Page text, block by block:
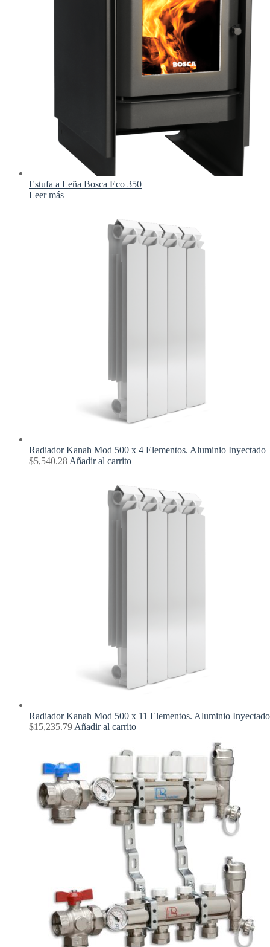
Estufa a Leña Bosca Eco 350
Leer más
Radiador Kanah Mod 500 x 4 Elementos. Aluminio Inyectado
$5,540.28 Añadir al carrito
Radiador Kanah Mod 500 x 11 Elementos. Aluminio Inyectado
$15,235.79 Añadir al carrito